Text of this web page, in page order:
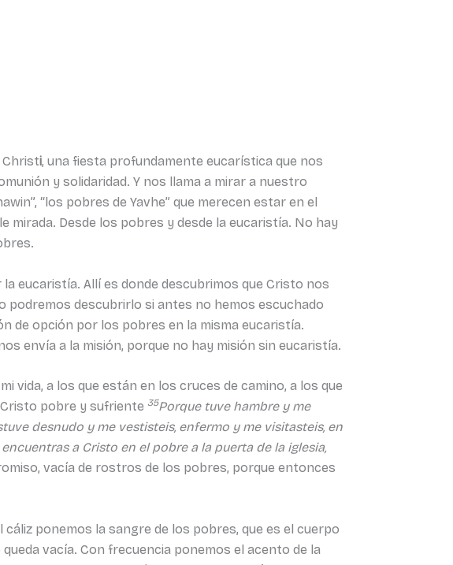
Christi, una fiesta profundamente eucarística que nos
y solidaridad. Y nos llama a mirar a nuestro
“los pobres de Yavhe” que merecen estar en el
Desde los pobres y desde la eucaristía. No hay
eucaristía. Allí es donde descubrimos que Cristo nos
podremos descubrirlo si antes no hemos escuchado
de opción por los pobres en la misma eucaristía.
envía a la misión, porque no hay misión sin eucaristía.
vida, a los que están en los cruces de camino, a los que
pobre y sufriente 35Porque tuve hambre y me
desnudo y me vestisteis, enfermo y me visitasteis, en
encuentras a Cristo en el pobre a la puerta de la iglesia,
vacía de rostros de los pobres, porque entonces
ponemos la sangre de los pobres, que es el cuerpo
vacía. Con frecuencia ponemos el acento de la